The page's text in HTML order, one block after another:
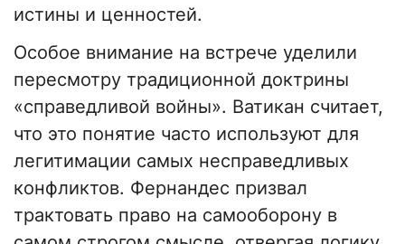
истины и ценностей.
Особое внимание на встрече уделили
пересмотру традиционной доктрины
«справедливой войны». Ватикан считает,
что это понятие часто используют для
легитимации самых несправедливых
конфликтов. Фернандес призвал
трактовать право на самооборону в